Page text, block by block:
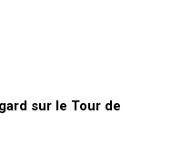
sur le Tour de